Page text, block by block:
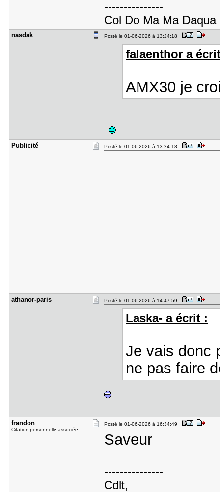
---------------
Col Do Ma Ma Daqua
nasdak Posté le 01-06-2026 à 13:24:18
falaenthor a
AMX30 je
Publicité Posté le 01-06-2026 à 13:24:18
athanor-pa​ris Posté le 01-06-2026 à 14:47:59
Laska- a écrit :
Je vais donc
ne pas faire
frandon
Citation personnelle associée
Posté le 01-06-2026 à 16:34:49
Saveur
---------------
Cdlt,